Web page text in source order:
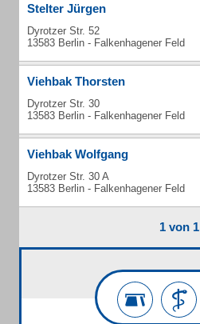
Stelter Jürgen
Dyrotzer Str. 52
13583 Berlin - Falkenhagener Feld
Viehbak Thorsten
Dyrotzer Str. 30
13583 Berlin - Falkenhagener Feld
Viehbak Wolfgang
Dyrotzer Str. 30 A
13583 Berlin - Falkenhagener Feld
1 von 1